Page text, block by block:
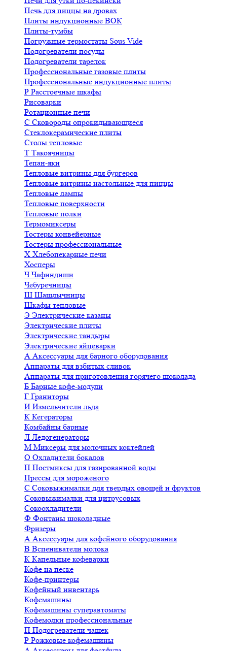
Печь для пиццы на дровах
Плиты индукционные ВОК
Плиты-тумбы
Погружные термостаты Sous Vide
Подогреватели посуды
Подогреватели тарелок
Профессиональные газовые плиты
Профессиональные индукционные плиты
Р Расстоечные шкафы
Рисоварки
Ротационные печи
С Сковороды опрокидывающиеся
Стеклокерамические плиты
Столы тепловые
Т Такоячницы
Тепан-яки
Тепловые витрины для бургеров
Тепловые витрины настольные для пиццы
Тепловые лампы
Тепловые поверхности
Тепловые полки
Термомиксеры
Тостеры конвейерные
Тостеры профессиональные
Х Хлебопекарные печи
Хосперы
ЧЧафиндиши
Чебуречницы
Ш Шашлычницы
Шкафы тепловые
Э Электрические казаны
Электрические плиты
Электрические тандыры
Электрические яйцеварки
А Аксессуары для барного оборудования
Аппараты для взбитых сливок
Аппараты для приготовления горячего шоколада
Б Барные кофе-модули
Г Граниторы
И Измельчители льда
К Кегераторы
Комбайны барные
Л Ледогенераторы
М Миксеры для молочных коктейлей
О Охладители бокалов
П Постмиксы для газированной воды
Прессы для мороженого
С Соковыжималки для твердых овощей и фруктов
Соковыжималки для цитрусовых
Сокоохладители
Ф Фонтаны шоколадные
Фризеры
А Аксессуары для кофейного оборудования
В Вспениватели молока
К Капельные кофеварки
Кофе на песке
Кофе-принтеры
Кофейный инвентарь
Кофемашины
Кофемашины суперавтоматы
Кофемолки профессиональные
П Подогреватели чашек
Р Рожковые кофемашины